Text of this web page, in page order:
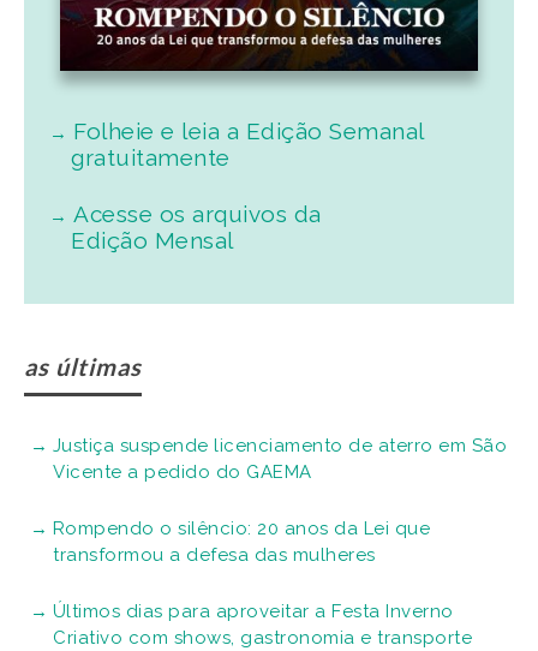
Folheie e leia a Edição Semanal
gratuitamente
Acesse os arquivos da
Edição Mensal
as últimas
Justiça suspende licenciamento de aterro em São
Vicente a pedido do GAEMA
Rompendo o silêncio: 20 anos da Lei que
transformou a defesa das mulheres
Últimos dias para aproveitar a Festa Inverno
Criativo com shows, gastronomia e transporte